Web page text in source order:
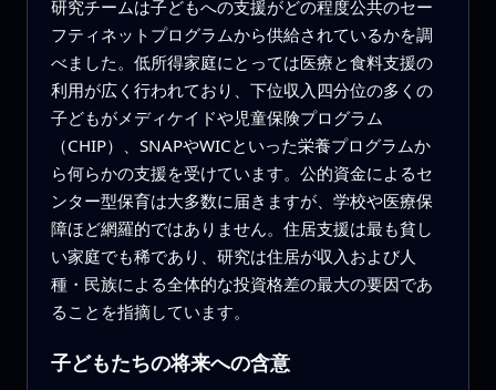
研究チームは子どもへの支援がどの程度公共のセー
フティネットプログラムから供給されているかを調
べました。低所得家庭にとっては医療と食料支援の
利用が広く行われており、下位収入四分位の多くの
子どもがメディケイドや児童保険プログラム
（CHIP）、SNAPやWICといった栄養プログラムか
ら何らかの支援を受けています。公的資金によるセ
ンター型保育は大多数に届きますが、学校や医療保
障ほど網羅的ではありません。住居支援は最も貧し
い家庭でも稀であり、研究は住居が収入および人
種・民族による全体的な投資格差の最大の要因であ
ることを指摘しています。
子どもたちの将来への含意